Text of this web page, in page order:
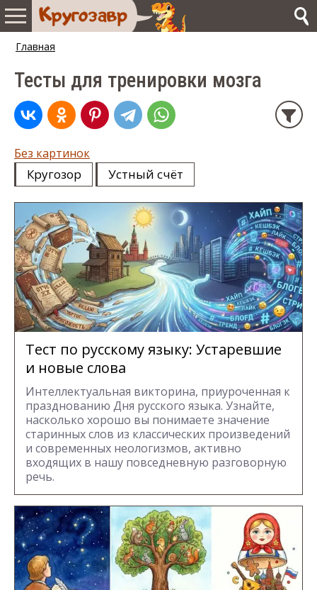
Главная
Тесты для тренировки мозга
Без картинок
Кругозор Устный счёт
Тест по русскому языку: Устаревшие
и новые слова
Интеллектуальная викторина, приуроченная к
празднованию Дня русского языка. Узнайте,
насколько хорошо вы понимаете значение
старинных слов из классических произведений
и современных неологизмов, активно
входящих в нашу повседневную разговорную
речь.